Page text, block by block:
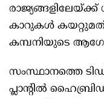
രാജ്യങ്ങളിലേയ്ക്ക്
കാറുകള്‍
കമ്പനിയുടെ
സംസ്ഥാനത്തെ
പ്ലാന്റില്‍